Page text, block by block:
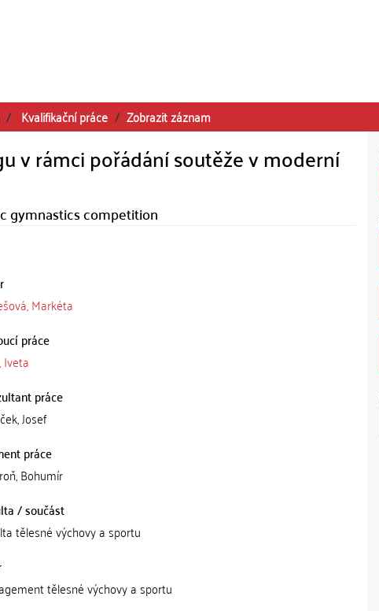
Kvalifikační práce Zobrazit záznam
v rámci pořádání soutěže v moderní
gymnastics competition
Markéta
práce
Iveta
práce
Josef
práce
Bohumír
/ součást
tělesné výchovy a sportu
tělesné výchovy a sportu